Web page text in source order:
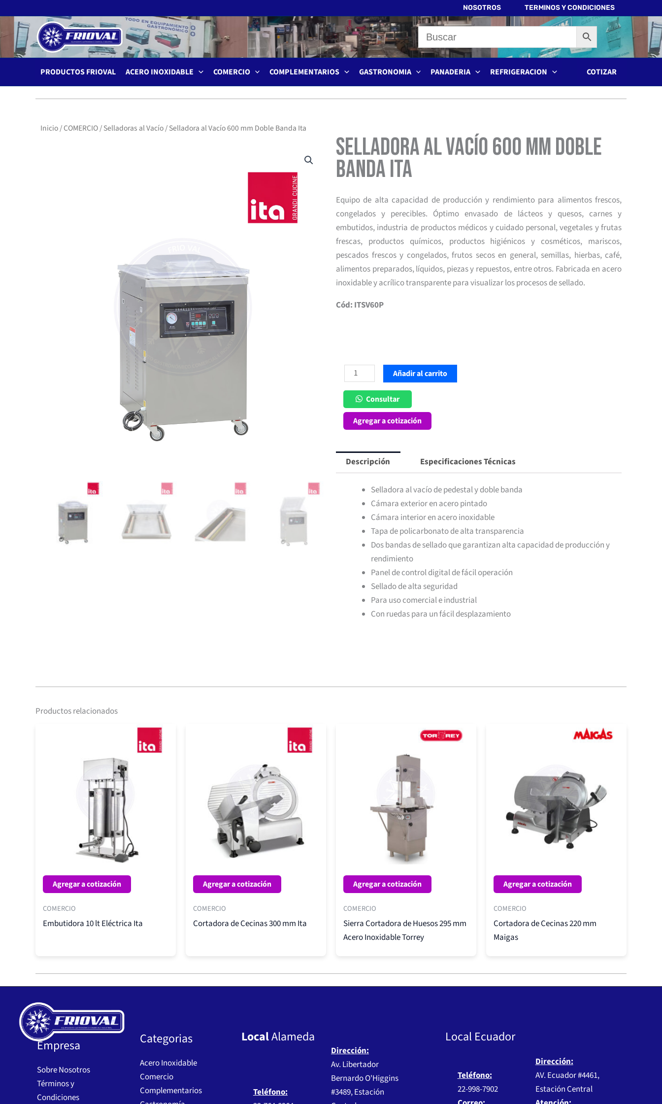
al
contenido
NOSOTROS TERMINOS Y CONDICIONES
PRODUCTOS FRIOVAL ACERO INOXIDABLE COMERCIO COMPLEMENTARIOS GASTRONOMIA PANADERIA REFRIGERACION COTIZAR
Inicio/COMERCIO/Selladoras al Vacío/ Selladora al Vacío 600 mm Doble Banda Ita
Selladora al Vacío 600 mm Doble
Banda Ita
Equipo de alta capacidad de producción y rendimiento para alimentos frescos,
congelados y perecibles. Óptimo envasado de lácteos y quesos, carnes y
embutidos, industria de productos médicos y cuidado personal, vegetales y frutas
frescas, productos químicos, productos higiénicos y cosméticos, mariscos,
pescados frescos y congelados, frutos secos en general, semillas, hierbas, café,
alimentos preparados, líquidos, piezas y repuestos, entre otros. Fabricada en acero
inoxidable y acrílico transparente para visualizar los procesos de sellado.
Cód: ITSV60P
Selladora
al
Vacío
600
mm
Banda
Ita
Añadir al carrito
Consultar
Agregar a cotización
Descripción Especificaciones Técnicas
Selladora al vacío de pedestal y doble banda
Cámara exterior en acero pintado
Cámara interior en acero inoxidable
Tapa de policarbonato de alta transparencia
Dos bandas de sellado que garantizan alta capacidad de producción y
rendimiento
Panel de control digital de fácil operación
Sellado de alta seguridad
Para uso comercial e industrial
Con ruedas para un fácil desplazamiento
Productos relacionados
Agregar a cotización
COMERCIO
Embutidora 10 lt Eléctrica Ita
Agregar a cotización
COMERCIO
Cortadora de Cecinas 300 mm Ita
Agregar a cotización
COMERCIO
Sierra Cortadora de Huesos 295 mm
Acero Inoxidable Torrey
Agregar a cotización
COMERCIO
Cortadora de Cecinas 220 mm
Maigas
Empresa
Sobre Nosotros
Términos y
Condiciones
Categorias
Acero Inoxidable
Comercio
Complementarios
LocalAlameda
Teléfono:
Dirección:
Av. Libertador
Bernardo O'Higgins
#3489, Estación
Local Ecuador
Teléfono:
22-998-7902
Dirección:
AV. Ecuador #4461,
Estación Central